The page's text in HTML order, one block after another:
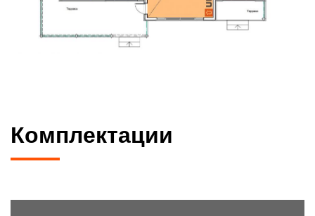
Комплектации